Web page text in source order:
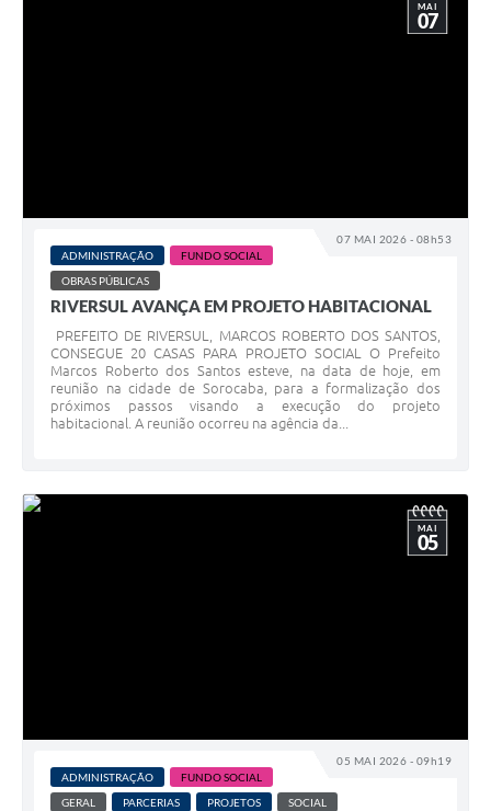
Plano de contratação anual/2026
Coleta de Lixo
Plantão Farmácias e Saúde
Coleta de exames laboratoriais
Trasporte rural
FAQ / Perguntas e Respostas Frequentes
07 MAI 2026 - 08h53
MAI
07
ADMINISTRAÇÃO
FUNDO SOCIAL
OBRAS PÚBLICAS
RIVERSUL AVANÇA EM PROJETO HABITACIONAL
PREFEITO DE RIVERSUL, MARCOS ROBERTO DOS SANTOS,
CONSEGUE 20 CASAS PARA PROJETO SOCIAL O Prefeito
Marcos Roberto dos Santos esteve, na data de hoje, em
reunião na cidade de Sorocaba, para a formalização dos
próximos passos visando a execução do projeto
habitacional. A reunião ocorreu na agência da...
05 MAI 2026 - 09h19
MAI
05
ADMINISTRAÇÃO
FUNDO SOCIAL
GERAL
PARCERIAS PROJETOS SOCIAL